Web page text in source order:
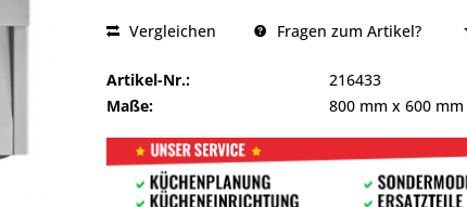
Vergleichen Fragen zum Artikel?
Artikel-Nr.:
216433
Maße:
800 mm x600 mm